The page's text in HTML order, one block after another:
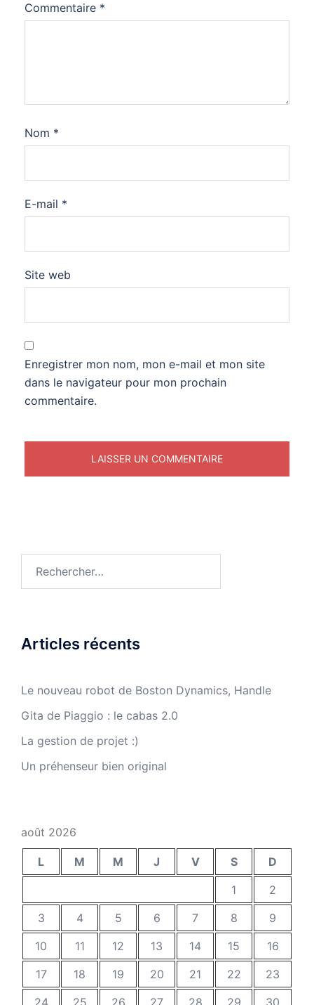
Commentaire *
Nom *
E-mail *
Site web
Enregistrer mon nom, mon e-mail et mon site
dans le navigateur pour mon prochain
commentaire.
Articles récents
Le nouveau robot de Boston Dynamics, Handle
Gita de Piaggio : le cabas 2.0
La gestion de projet :)
Un préhenseur bien original
août 2026
L M M J V S
D
1
2
3
4 5 6 7 8
9
10
11 12 13 14 15
16
17
18 19 20 21 22
23
24
25 26 27 28 29 30